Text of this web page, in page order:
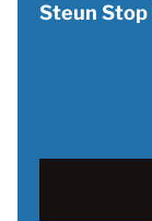
Steun Stop